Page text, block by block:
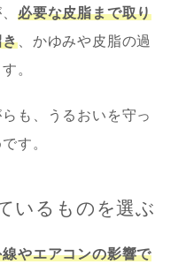
必要な皮脂まで取り
き 、かゆみや皮脂の過
。
も、うるおいを守っ
す。
いるものを選ぶ
線やエアコンの影響で